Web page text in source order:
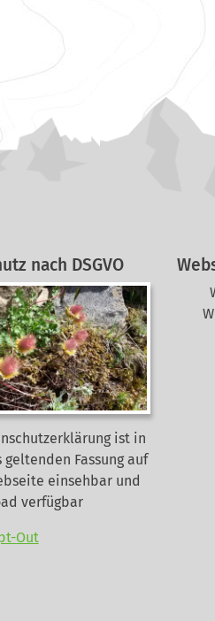
nach DSGVO
ist in
Fassung auf
einsehbar und
verfügbar
Out